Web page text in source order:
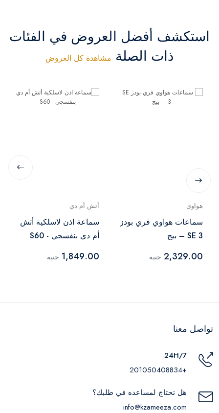
استكشف أفضل العروض في الفئات
ذات الصلة مشاهدة كل العروض
هواوي
سماعات هواوي فري بودز
SE 3 – بيج
2,329.00 جنيه
أتش أم دي
سماعة اذن لاسلكية أتش
أم دي بنفسجي - S60
1,849.00 جنيه
تواصل معنا
24H/7
+201050408834
هل تحتاج لمساعده في طلبك؟
info@kzameeza.com